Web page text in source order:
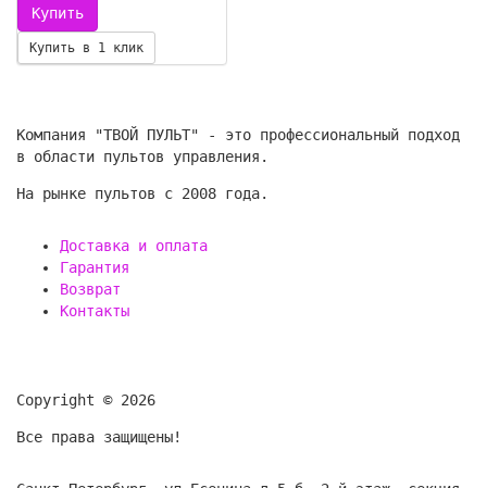
Купить в 1 клик
Компания "ТВОЙ ПУЛЬТ" - это профессиональный подход
в области пультов управления.
На рынке пультов с 2008 года.
Доставка и оплата
Гарантия
Возврат
Контакты
Copyright © 2026
Все права защищены!